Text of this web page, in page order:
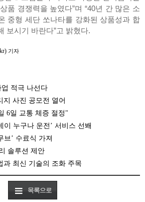
품 경쟁력을 높였다”며 “40년 간 많은 소
중형 세단 쏘나타를 강화된 상품성과 합
보시기 바란다”고 밝혔다.
기자
업 적극 나선다
지 사진 공모전 열어
6일 교통 체증 절정"
이 누구나 운전’ 서비스 선봬
브’ 수료식 가져
솔루션 제안
과 최신 기술의 조화 주목
목록으로